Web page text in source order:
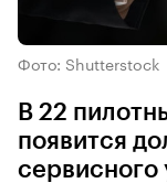
Фото: Shutterstock
В 22
появится
сервисного